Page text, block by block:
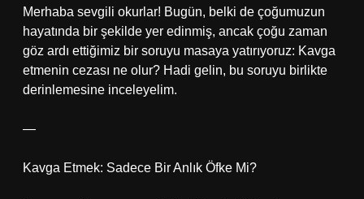
Merhaba sevgili okurlar! Bugün, belki de çoğumuzun
hayatında bir şekilde yer edinmiş, ancak çoğu zaman
göz ardı ettiğimiz bir soruyu masaya yatırıyoruz: Kavga
etmenin cezası ne olur? Hadi gelin, bu soruyu birlikte
derinlemesine inceleyelim.
—
Kavga Etmek: Sadece Bir Anlık Öfke Mi?